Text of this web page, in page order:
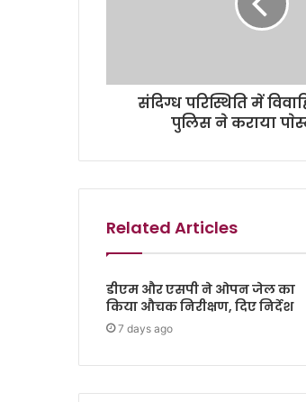
संदिग्ध परिस्थिति में
पुलिस ने कराया
Related Articles
डीएम और एसपी ने ओपन जेल का
किया औचक निरीक्षण, दिए निर्देश
7 days ago